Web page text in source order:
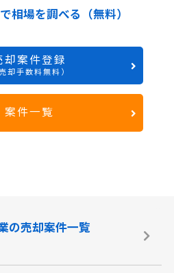
相場を調べる（無料）
却案件登録
売却手数料無料）
案件一覧
の売却案件一覧